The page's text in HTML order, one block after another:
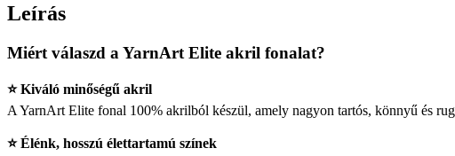
Leírás
Miért válaszd a YarnArt Elite akril fonalat?
⭐ Kiváló minőségű akril
A YarnArt Elite fonal 100% akrilból készül, amely nagyon tartós, könnyű és
⭐ Élénk, hosszú élettartamú színek